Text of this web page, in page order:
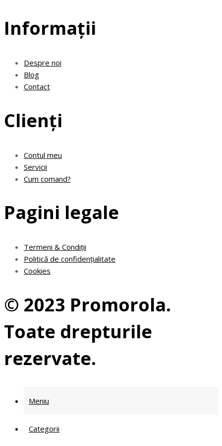
Informații
Despre noi
Blog
Contact
Clienți
Contul meu
Servicii
Cum comand?
Pagini legale
Termeni & Condiții
Politică de confidențialitate
Cookies
© 2023 Promorola.
Toate drepturile
rezervate.
Meniu
Categorii